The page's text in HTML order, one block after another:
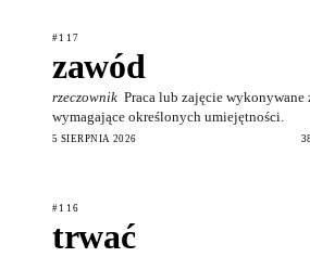
#117
zawód
rzeczownik Praca lub zajęcie
wymagające określonych umiejętności.
5 SIERPNIA 2026
#116
trwać